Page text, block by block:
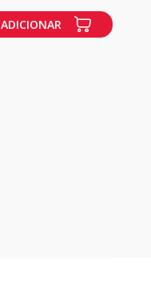
ADICIONAR